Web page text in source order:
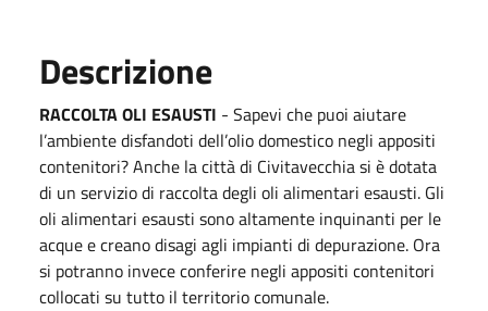
Descrizione
RACCOLTA OLI ESAUSTI - Sapevi che puoi aiutare
l’ambiente disfandoti dell’olio domestico negli appositi
contenitori? Anche la città di Civitavecchia si è dotata
di un servizio di raccolta degli oli alimentari esausti. Gli
oli alimentari esausti sono altamente inquinanti per le
acque e creano disagi agli impianti di depurazione. Ora
si potranno invece conferire negli appositi contenitori
collocati su tutto il territorio comunale.